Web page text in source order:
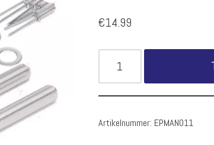
€14.99
Artikelnummer: EPMAN011